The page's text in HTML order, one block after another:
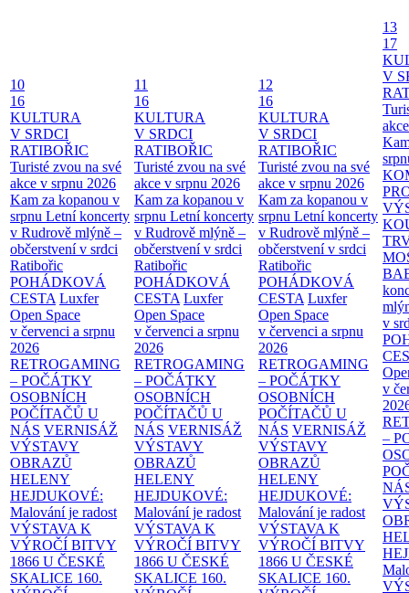
10
16
KULTURA
V SRDCI
RATIBOŘIC
Turisté zvou na své
akce v srpnu 2026
Kam za kopanou v
srpnu Letní koncerty
v Rudrově mlýně –
občerstvení v srdci
Ratibořic
POHÁDKOVÁ
CESTA Luxfer
Open Space
v červenci a srpnu
2026
RETROGAMING
– POČÁTKY
OSOBNÍCH
POČÍTAČŮ U
NÁS VERNISÁŽ
VÝSTAVY
OBRAZŮ
HELENY
HEJDUKOVÉ:
Malování je radost
VÝSTAVA K
VÝROČÍ BITVY
1866 U ČESKÉ
SKALICE 160.
11
16
KULTURA
V SRDCI
RATIBOŘIC
Turisté zvou na své
akce v srpnu 2026
Kam za kopanou v
srpnu Letní koncerty
v Rudrově mlýně –
občerstvení v srdci
Ratibořic
POHÁDKOVÁ
CESTA Luxfer
Open Space
v červenci a srpnu
2026
RETROGAMING
– POČÁTKY
OSOBNÍCH
POČÍTAČŮ U
NÁS VERNISÁŽ
VÝSTAVY
OBRAZŮ
HELENY
HEJDUKOVÉ:
Malování je radost
VÝSTAVA K
VÝROČÍ BITVY
1866 U ČESKÉ
SKALICE 160.
12
16
KULTURA
V SRDCI
RATIBOŘIC
Turisté zvou na své
akce v srpnu 2026
Kam za kopanou v
srpnu Letní koncerty
v Rudrově mlýně –
občerstvení v srdci
Ratibořic
POHÁDKOVÁ
CESTA Luxfer
Open Space
v červenci a srpnu
2026
RETROGAMING
– POČÁTKY
OSOBNÍCH
POČÍTAČŮ U
NÁS VERNISÁŽ
VÝSTAVY
OBRAZŮ
HELENY
HEJDUKOVÉ:
Malování je radost
VÝSTAVA K
VÝROČÍ BITVY
1866 U ČESKÉ
SKALICE 160.
13
17
V
v
v
–